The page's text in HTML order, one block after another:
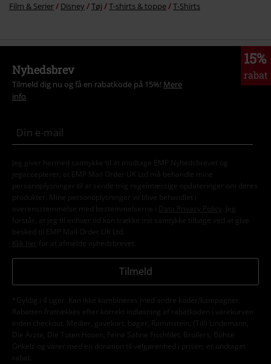
Film & Serier Disney Tøj T-shirts & toppe T-Shirts
15%
rabat
Nyhedsbrev
Tilmeld dig nu og få en rabatkode på 15%! Mere
info
Jeg giver hermed samtykke til at modtage EMP Nyhedsbrevet og
jegaccepterer, at EMP Mail Order UK Ltd må behandle mine
personoplysninger til at sende mig regelmæssige opdateringer om deres
produkter. Mine personoplysninger vil blive behandlet i
overensstemmelse med bestemmelserne i
Data Privacy Policy
. Jeg
forstår, at jeg til enhver tid kan trække mit samtykke tilbage ved at give
besked til EMP Mail Order UK Ltd.
Klik her
for at afmelde nyhedsbrevet.
Tilmeld
*Gyldig i 4 uger. Kan ikke kombineres med andre koder/kampagner.
Rabatten fratrækkes efter korrekt indløsning af rabatkoden i varekurven
inden checkout. Medier, gavekort, bøger, Rammstein, (Till) Lindemann,
Die Ärzte, Die Toten Hosen, Feine Sahne Fischfilet, Broilers, Böhse
Onkelz og varer med en donation til velgørenhed i prisen, er undtaget
rabat.